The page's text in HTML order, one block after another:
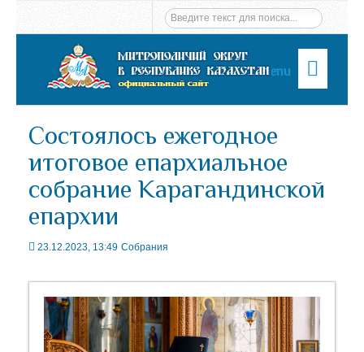
Menu
Состоялось ежегодное
итоговое епархиальное
собрание Карагандинской
епархии
23.12.2023, 13:49 Собрания